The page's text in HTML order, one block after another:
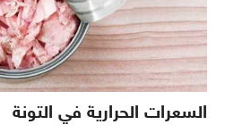
السعرات الحرارية في التونة